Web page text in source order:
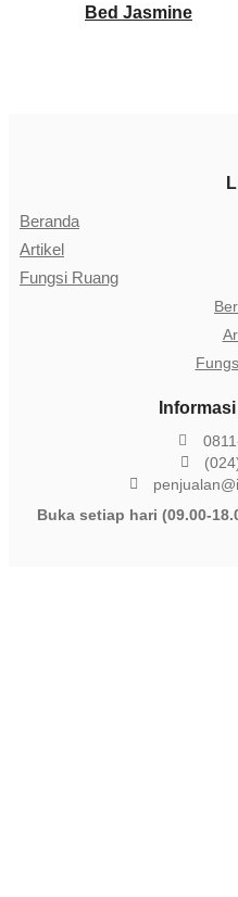
Bed Jasmine
Beranda
Artikel
Fungsi Ruang
Buka setiap hari (09.00-